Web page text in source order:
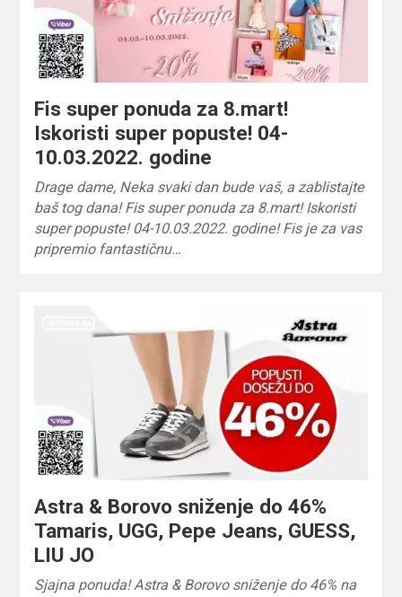
Fis super ponuda za 8.mart!
Iskoristi super popuste! 04-
10.03.2022. godine
Drage dame, Neka svaki dan bude vaš, a zablistajte
baš tog dana! Fis super ponuda za 8.mart! Iskoristi
super popuste! 04-10.03.2022. godine! Fis je za vas
pripremio fantastičnu…
Astra & Borovo sniženje do 46%
Tamaris, UGG, Pepe Jeans, GUESS,
LIU JO
Sjajna ponuda! Astra & Borovo sniženje do 46% na